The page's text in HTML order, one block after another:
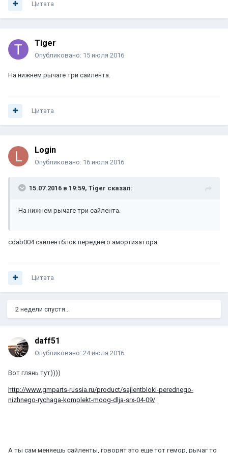
Цитата
Tiger
Опубликовано: 15 июля 2016
На нижнем рычаге три сайлента.
Цитата
Login
Опубликовано: 16 июля 2016
15.07.2016 в 19:59, Tiger сказал:
На нижнем рычаге три сайлента.
cdab004 сайлентблок переднего амортизатора
Цитата
2 недели спустя...
daff51
Опубликовано: 24 июля 2016
Вот глянь тут))))
http://www.gmparts-russia.ru/product/sajlentbloki-perednego-
nizhnego-rychaga-komplekt-moog-dlja-srx-04-09/
А ты сам меняешь сайленты, говорят это еще тот гемор, рычаг то